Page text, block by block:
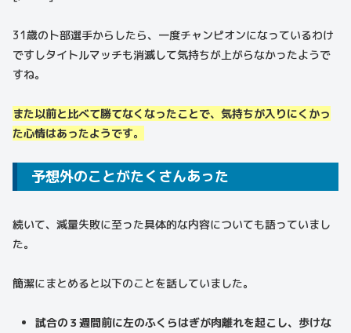
31歳の卜部選手からしたら、一度チャンピオンになっているわけ
ですしタイトルマッチも消滅して気持ちが上がらなかったようで
すね。
また以前と比べて勝てなくなったことで、気持ちが入りにくかっ
た心情はあったようです。
予想外のことがたくさんあった
続いて、減量失敗に至った具体的な内容についても語っていまし
た。
簡潔にまとめると以下のことを話していました。
試合の３週間前に左のふくらはぎが肉離れを起こし、歩けな